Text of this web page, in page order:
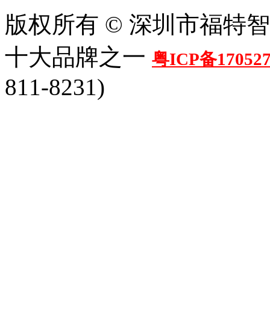
版权所有 © 深圳市福特
十大品牌之一 粤ICP备
811-8231)